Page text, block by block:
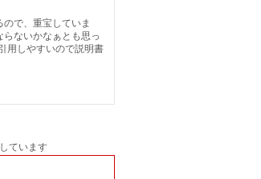
で、重宝していま
ないかなぁとも思っ
用しやすいので説明書
ています